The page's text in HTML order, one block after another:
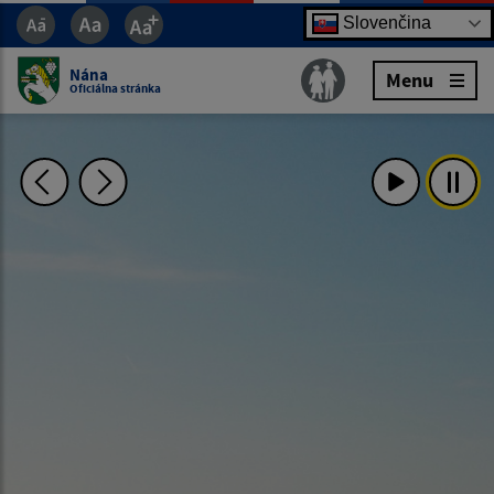
Slovenčina
Nána
Oficiálna stránka Menu